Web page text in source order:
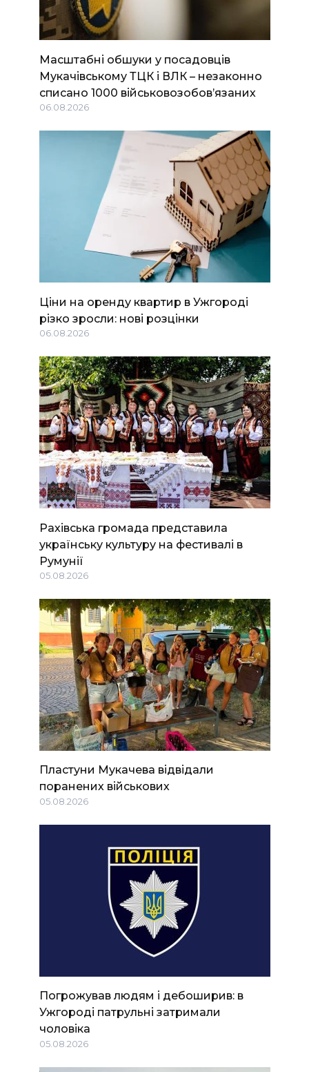
Масштабні обшуки у посадовців
Мукачівському ТЦК і ВЛК – незаконно
списано 1000 військовозобов’язаних
06.08.2026
Ціни на оренду квартир в Ужгороді
різко зросли: нові розцінки
06.08.2026
Рахівська громада представила
українську культуру на фестивалі в
Румунії
05.08.2026
Пластуни Мукачева відвідали
поранених військових
05.08.2026
Погрожував людям і дебоширив: в
Ужгороді патрульні затримали
чоловіка
05.08.2026